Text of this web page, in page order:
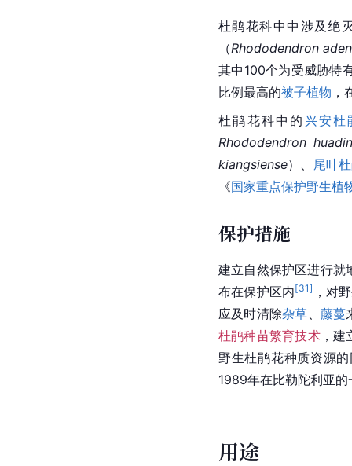
杜鹃花科中中涉及绝
（Rhododendron
其中100个为受威胁特
比例最高的被子植物
杜鹃花科中的 兴安杜
Rhododendron
kiangsiense）、
尾叶
《国家重点保护野生植
保护措施
建立自然保护区进行
布在保护区内[31] ，对
应及时清除杂草 藤蔓
杜鹃种苗繁育技术，建
野生杜鹃花种质资源
1989年在比勒陀利亚
用途